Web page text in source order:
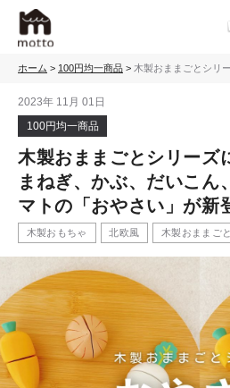
ホーム > 100円均一商品 > 木製おままごとシリー
2023年 11月 01日
100円均一商品
木製おままごとシリーズ
まねぎ、かぶ、だいこん
マトの「おやさい」が新
木製おもちゃ 北欧風 木製おままご